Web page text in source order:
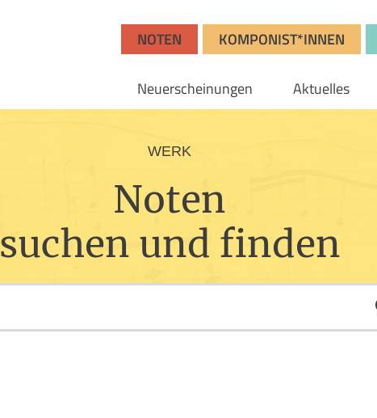
NOTEN KOMPONIST*INNEN
Neuerscheinungen Aktuelles
WERK
Noten
suchen und finden